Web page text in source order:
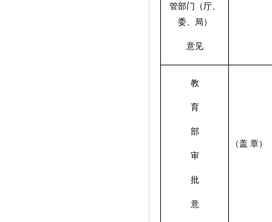
管部门（厅、
委、局）
意见
教
育
部
审
批
意
（盖 章）